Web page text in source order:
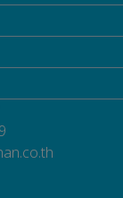
เข้าสู่เว็บไซต์